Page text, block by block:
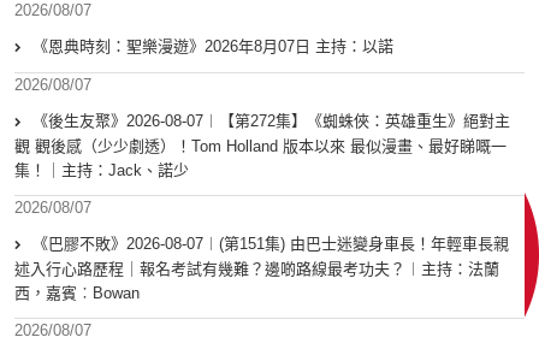
2026/08/07
《恩典時刻：聖樂漫遊》2026年8月07日 主持：以諾
2026/08/07
《後生友聚》2026-08-07︱【第272集】《蜘蛛俠：英雄重生》絕對主
觀 觀後感（少少劇透）！Tom Holland 版本以來 最似漫畫、最好睇嘅一
集！｜主持：Jack、諾少
2026/08/07
《巴膠不敗》2026-08-07︱(第151集) 由巴士迷變身車長！年輕車長親
述入行心路歷程｜報名考試有幾難？邊啲路線最考功夫？︱主持：法蘭
西，嘉賓︰Bowan
2026/08/07